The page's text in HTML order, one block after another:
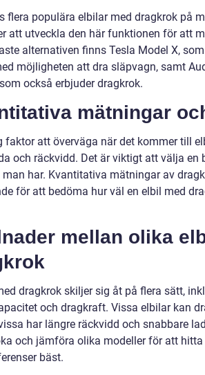
flera populära elbilar med dragkrok på
att utveckla den här funktionen för att
alternativen finns Tesla Model X,
möjligheten att dra släpvagn, samt
också erbjuder dragkrok.
mätningar
faktor att överväga när det kommer till
och räckvidd. Det är viktigt att välja en
har. Kvantitativa mätningar av
för att bedöma hur väl en elbil med
mellan olika
dragkrok skiljer sig åt på flera sätt,
och dragkraft. Vissa elbilar kan
har längre räckvidd och snabbare
och jämföra olika modeller för att
bäst.